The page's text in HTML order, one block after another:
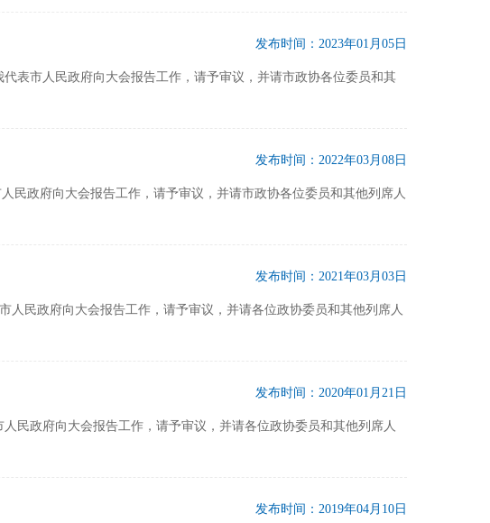
发布时间：2023年01月05日
表市人民政府向大会报告工作，请予审议，并请市政协各位委员和其
发布时间：2022年03月08日
政府向大会报告工作，请予审议，并请市政协各位委员和其他列席人
发布时间：2021年03月03日
民政府向大会报告工作，请予审议，并请各位政协委员和其他列席人
发布时间：2020年01月21日
政府向大会报告工作，请予审议，并请各位政协委员和其他列席人
发布时间：2019年04月10日